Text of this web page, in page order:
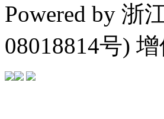
Powered by 浙
08018814号)